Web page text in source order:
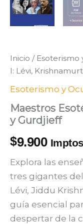
Inicio / Esoterismo
I: Lévi,
Esoterismo y
Maestros
y Gurdjieff
$9.900
Explora las
tres gigantes
Lévi, Jiddu
guía esencial
despertar de la